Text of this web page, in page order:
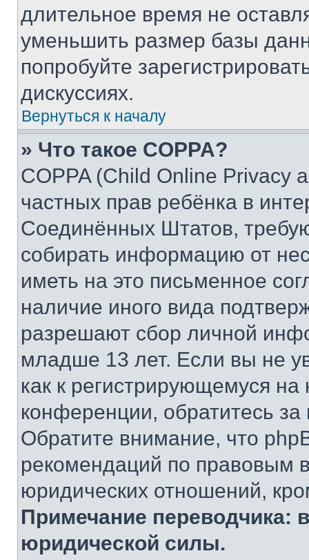
длительное время не
уменьшить размер базы
попробуйте
дискуссиях.
Вернуться к началу
» Что такое COPPA?
COPPA (Child Online Privacy
частных прав ребёнка в
Соединённых Штатов,
собирать информацию от
иметь на это письменное
наличие иного вида
разрешают сбор личной
младше 13 лет. Если вы не
как к регистрирующемуся
конференции, обратитесь
Обратите внимание, что
рекомендаций по правовым
юридических отношений,
Примечание переводчика:
юридической силы.